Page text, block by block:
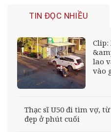
TIN ĐỌC NHIỀU
Clip:
lao
vào
Thạc sĩ U50 đi tìm vợ,
đẹp ở phút cuối